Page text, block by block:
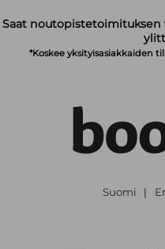
Saat noutopistetoimituksen
*Koskee yksityisasiakkaiden
Suomi |